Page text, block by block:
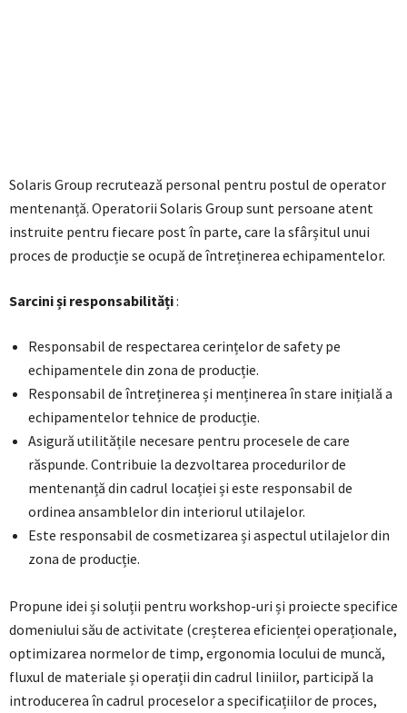
Solaris Group recrutează personal pentru postul de operator
mentenanță. Operatorii Solaris Group sunt persoane atent
instruite pentru fiecare post în parte, care la sfârșitul unui
proces de producție se ocupă de întreținerea echipamentelor.
Sarcini și responsabilități:
Responsabil de respectarea cerințelor de safety pe
echipamentele din zona de producție.
Responsabil de întreținerea și menținerea în stare inițială a
echipamentelor tehnice de producție.
Asigură utilitățile necesare pentru procesele de care
răspunde. Contribuie la dezvoltarea procedurilor de
mentenanță din cadrul locației și este responsabil de
ordinea ansamblelor din interiorul utilajelor.
Este responsabil de cosmetizarea și aspectul utilajelor din
zona de producție.
Propune idei și soluții pentru workshop-uri și proiecte specifice
domeniului său de activitate (creșterea eficienței operaționale,
optimizarea normelor de timp, ergonomia locului de muncă,
fluxul de materiale și operații din cadrul liniilor, participă la
introducerea în cadrul proceselor a specificațiilor de proces,